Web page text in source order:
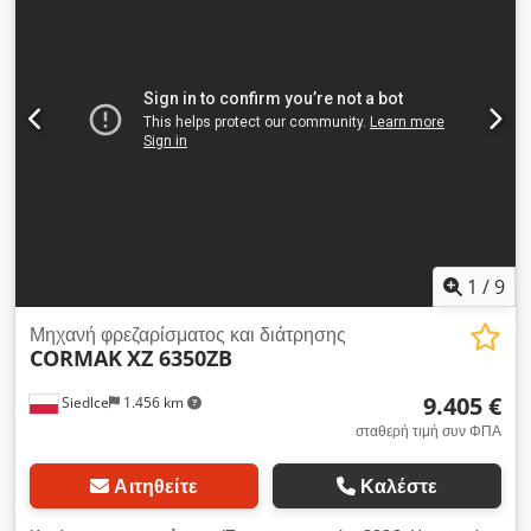
Παραδίδεται με πολλά αξεσουάρ: Κεφαλές διάτρησης, βάσεις
συγκράτησης, κ.λπ. (δείτε φωτογραφίες) Τάση: 380 V Μήκος:
1400 mm Βάθος: 1200 mm Ύψος: 2000 mm Dcedpszqtc Rjfx
1 /9
Siedlce 1.456 km
Μηχανή φρεζαρίσματος και διάτρησης
CORMAKXZ 6350ZB
9.405 €
σταθερή τιμή συν ΦΠΑ
Αιτηθείτε Καλέστε